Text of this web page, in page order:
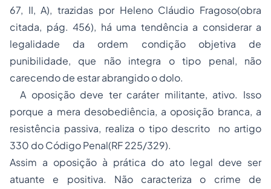
67, II, A), trazidas por Heleno Cláudio Fragoso(obra
citada, pág. 456), há uma tendência a considerar a
legalidade da ordem condição objetiva de
punibilidade, que não integra o tipo penal, não
carecendo de estar abrangido o dolo.
A oposição deve ter caráter militante, ativo. Isso
porque a mera desobediência, a oposição branca, a
resistência passiva, realiza o tipo descrito no artigo
330 do Código Penal(RF 225/329).
Assim a oposição à prática do ato legal deve ser
atuante e positiva. Não caracteriza o crime de